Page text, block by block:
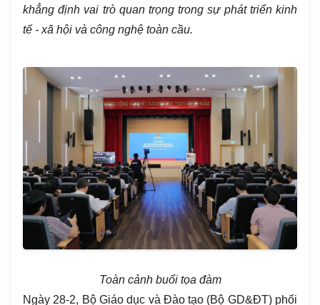
khẳng định vai trò quan trọng trong sự phát triển kinh
tế - xã hội và công nghệ toàn cầu.
Toàn cảnh buổi tọa đàm
Ngày 28-2, Bộ Giáo dục và Đào tạo (Bộ GD&ĐT) phối